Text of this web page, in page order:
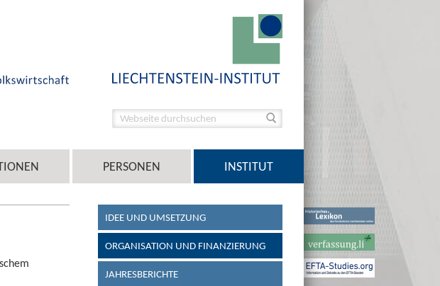
PERSONEN INSTITUT
IDEE UND UMSETZUNG
ORGANISATION UND FINANZIERUNG
JAHRESBERICHTE